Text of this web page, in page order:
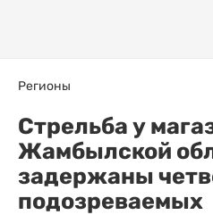
Регионы
Стрельба у
Жамбылской
задержаны
подозреваемых